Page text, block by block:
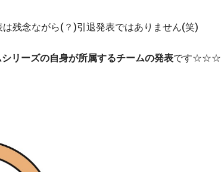
残念ながら(？)引退発表ではありません(笑)
リーズの自身が所属するチームの発表です☆☆☆